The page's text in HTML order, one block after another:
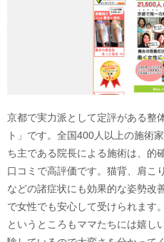
京都で実力派として定評がある整
ト」です。全国400人以上の施術
ち主である院長による施術は、的
口コミで高評価です。猫背、肩こ
などの諸症状にも効果的な姿勢改
で女性でも安心して受けられます
というところもママたちには嬉し